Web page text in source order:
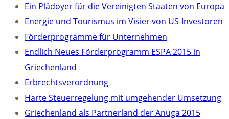
Ein Plädoyer für die Vereinigten Staaten von Europa
Energie und Tourismus im Visier von US-Investoren
Förderprogramme für Unternehmen
Endlich Neues Förderprogramm ESPA 2015 in
Griechenland
Erbrechtsverordnung
Harte Steuerregelung mit umgehender Umsetzung
Griechenland als Partnerland der Anuga 2015